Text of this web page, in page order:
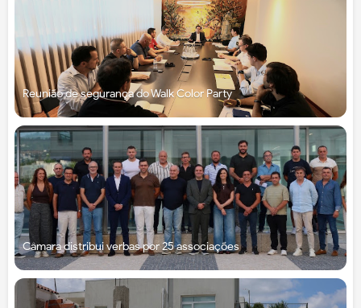
Reunião de segurança do Walk Color Party
Câmara distribui verbas por 25 associações